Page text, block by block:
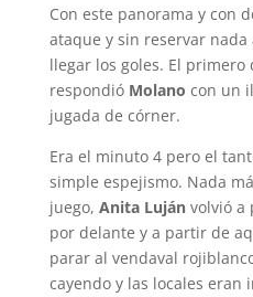
Con este panorama y con
ataque y sin reservar nada
llegar los goles. El primero
respondió Molano con un
jugada de córner.
Era el minuto 4 pero el
simple espejismo. Nada
juego, Anita Lujánvolvió a
por delante y a partir de
parar al vendaval
cayendo y las locales eran